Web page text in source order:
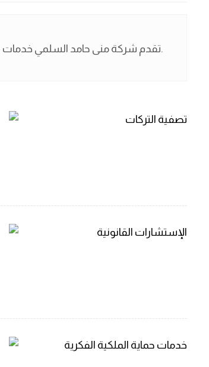
تقدم شركة منى حامد السلمي خدمات قانونية عالية الجودة وموثوقة. استفد من خبرة فريقنا في مجال القانون وتوجيهك في شؤونك القانونية.